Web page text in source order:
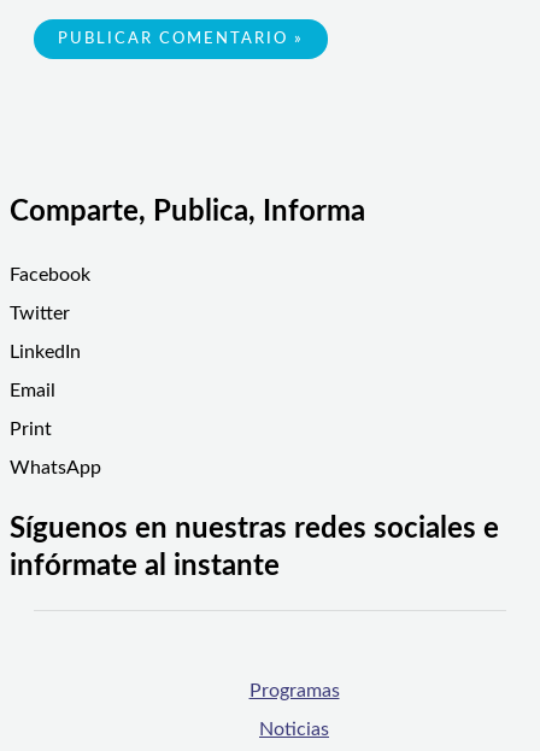
Comparte, Publica, Informa
Facebook
Twitter
LinkedIn
Email
Print
WhatsApp
Síguenos en nuestras redes sociales e
infórmate al instante
Programas
Noticias